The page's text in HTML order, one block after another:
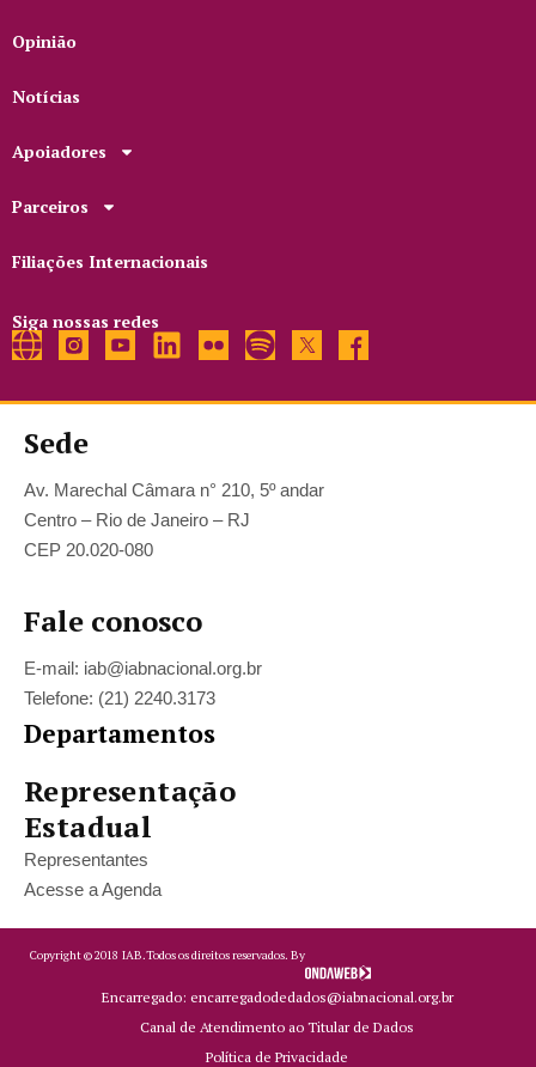
Opinião
Notícias
Apoiadores
Parceiros
Filiações Internacionais
Siga nossas redes
Sede
Av. Marechal Câmara n° 210, 5º andar
Centro – Rio de Janeiro – RJ
CEP 20.020-080
Fale conosco
E-mail: iab@iabnacional.org.br
Telefone: (21) 2240.3173
Departamentos
Representação
Estadual
Representantes
Acesse a Agenda
Copyright ©2018 IAB.Todos os direitos reservados. By
Encarregado: encarregadodedados@iabnacional.org.br
Canal de Atendimento ao Titular de Dados
Política de Privacidade